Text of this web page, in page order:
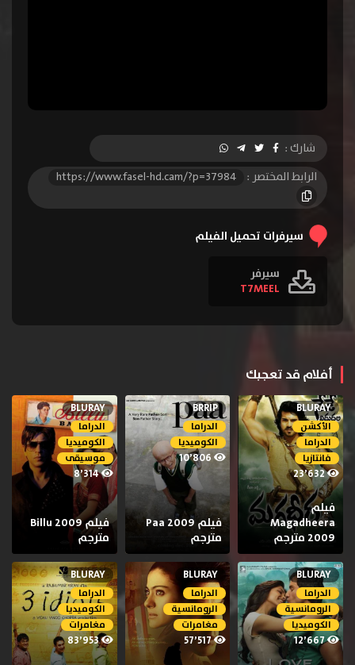
شارك :
الرابط المختصر :
https://www.fasel-hd.cam/?p=37984
سيرفرات تحميل الفيلم
سيرفر
T7MEEL
أفلام قد تعجبك
BLURAY
الأكشن
الدراما
فانتازيا
23٬632
فيلم
Magadheera
2009 مترجم
BRRIP
الدراما
الكوميديا
10٬806
فيلم Paa 2009
مترجم
BLURAY
الدراما
الكوميديا
موسيقى
8٬314
فيلم Billu 2009
مترجم
BLURAY
الدراما
الرومانسية
الكوميديا
12٬667
BLURAY
الدراما
الرومانسية
مغامرات
57٬517
BLURAY
الدراما
الكوميديا
مغامرات
83٬953